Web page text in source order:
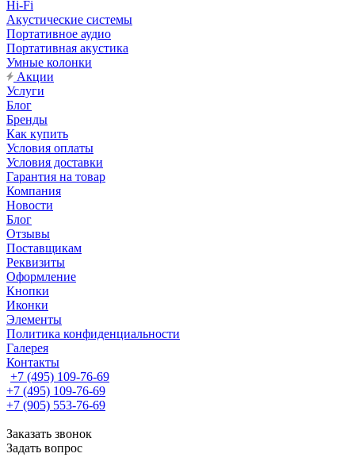
Hi-Fi
Акустические системы
Портативное аудио
Портативная акустика
Умные колонки
Акции
Услуги
Блог
Бренды
Как купить
Условия оплаты
Условия доставки
Гарантия на товар
Компания
Новости
Блог
Отзывы
Поставщикам
Реквизиты
Оформление
Кнопки
Иконки
Элементы
Политика конфиденциальности
Галерея
Контакты
+7 (495) 109-76-69
+7 (495) 109-76-69
+7 (905) 553-76-69
Заказать звонок
Задать вопрос